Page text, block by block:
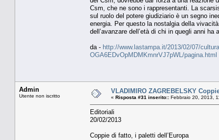
Csm, che ne sono i rappresentanti. La
sul ruolo del potere giudiziario è un segno
energia. Per questo la nostalgia della
dell’avanzare dell’età di chi in quegli anni
da - http://www.lastampa.it/2013/02/07/
OGA6EDvOpMDMKmnrVJ7pWL/pagina.html
Admin
Utente non iscritto
VLADIMIRO ZAGREBELSKY
« Risposta #31 inserito:: Febbraio 20, 2013,
Editoriali
20/02/2013
Coppie di fatto, i paletti dell’Europa